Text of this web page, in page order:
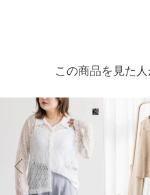
この商品を見た